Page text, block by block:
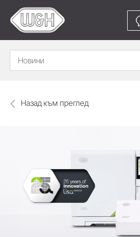
Новини
Назад към преглед